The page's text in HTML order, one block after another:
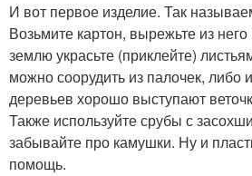
И вот первое изделие. Так
Возьмите картон, вырежьте из
землю украсьте (приклейте)
можно соорудить из палочек, либо
деревьев хорошо выступают
Также используйте срубы с
забывайте про камушки. Ну и
помощь.